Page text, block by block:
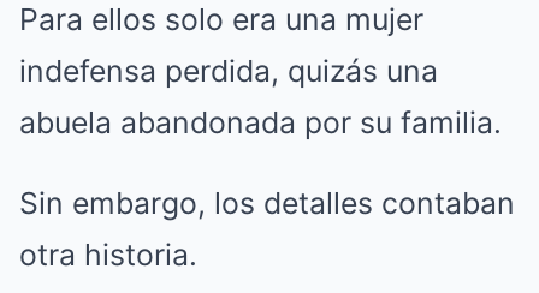
Para ellos solo era una mujer
indefensa perdida, quizás una
abuela abandonada por su familia.
Sin embargo, los detalles contaban
otra historia.